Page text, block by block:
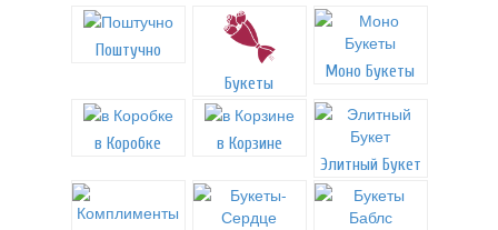
Поштучно
Букеты
Моно Букеты
в Коробке
в Корзине
Элитный Букет